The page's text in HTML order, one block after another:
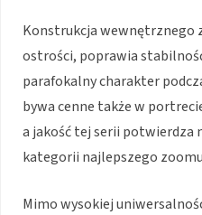
Konstrukcja wewnętrznego
ostrości, poprawia
parafokalny charakter
bywa cenne także w
a jakość tej serii potwierdza
kategorii najlepszego
Mimo wysokiej